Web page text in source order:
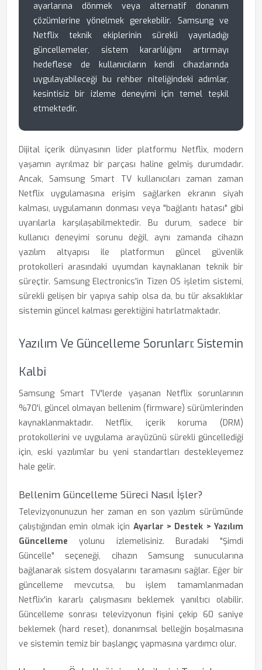
ayarlarına dönmek veya alternatif donanım
çözümlerine yönelmek gerekebilir. Samsung ve
Netflix teknik ekiplerinin sürekli yayınladığı
güncellemeler, sistem kararlılığını artırmayı
hedeflese de kullanıcıların kendi cihazlarında
uygulayabileceği bu rehber niteliğindeki adımlar,
kesintisiz bir izleme deneyimi için temel teşkil
etmektedir.
Dijital içerik dünyasının lider platformu Netflix, modern
yaşamın ayrılmaz bir parçası haline gelmiş durumdadır.
Ancak, Samsung Smart TV kullanıcıları zaman zaman
Netflix uygulamasına erişim sağlarken ekranın siyah
kalması, uygulamanın donması veya "bağlantı hatası" gibi
uyarılarla karşılaşabilmektedir. Bu durum, sadece bir
kullanıcı deneyimi sorunu değil, aynı zamanda cihazın
yazılım altyapısı ile platformun güncel güvenlik
protokolleri arasındaki uyumdan kaynaklanan teknik bir
süreçtir. Samsung Electronics'in Tizen OS işletim sistemi,
sürekli gelişen bir yapıya sahip olsa da, bu tür aksaklıklar
sistemin güncel kalması gerektiğini hatırlatmaktadır.
Yazılım Ve Güncelleme Sorunları: Sistemin
Kalbi
Samsung Smart TV'lerde yaşanan Netflix sorunlarının
%70'i, güncel olmayan bellenim (firmware) sürümlerinden
kaynaklanmaktadır. Netflix, içerik koruma (DRM)
protokollerini ve uygulama arayüzünü sürekli güncellediği
için, eski yazılımlar bu yeni standartları destekleyemez
hale gelir.
Bellenim Güncelleme Süreci Nasıl İşler?
Televizyonunuzun her zaman en son yazılım sürümünde
çalıştığından emin olmak için Ayarlar > Destek > Yazılım
Güncelleme yolunu izlemelisiniz. Buradaki "Şimdi
Güncelle" seçeneği, cihazın Samsung sunucularına
bağlanarak sistem dosyalarını taramasını sağlar. Eğer bir
güncelleme mevcutsa, bu işlem tamamlanmadan
Netflix'in kararlı çalışmasını beklemek yanıltıcı olabilir.
Güncelleme sonrası televizyonun fişini çekip 60 saniye
beklemek (hard reset), donanımsal belleğin boşalmasına
ve sistemin temiz bir başlangıç yapmasına yardımcı olur.